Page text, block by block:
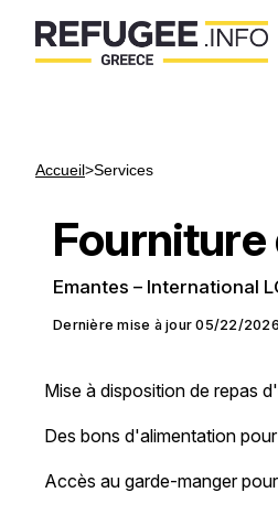
Accueil>Services
Emantes – International
Dernière mise à jour 05/22/
Mise à disposition de repas
Des bons d'alimentation
Accès au garde-manger